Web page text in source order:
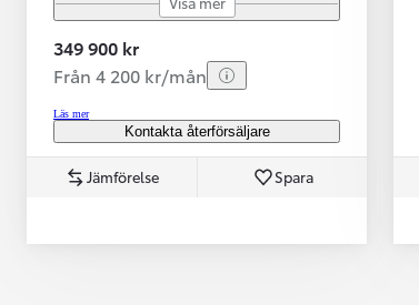
349 900 kr
Från 4 200 kr/mån
Läs mer
Kontakta återförsäljare
Jämförelse Spara